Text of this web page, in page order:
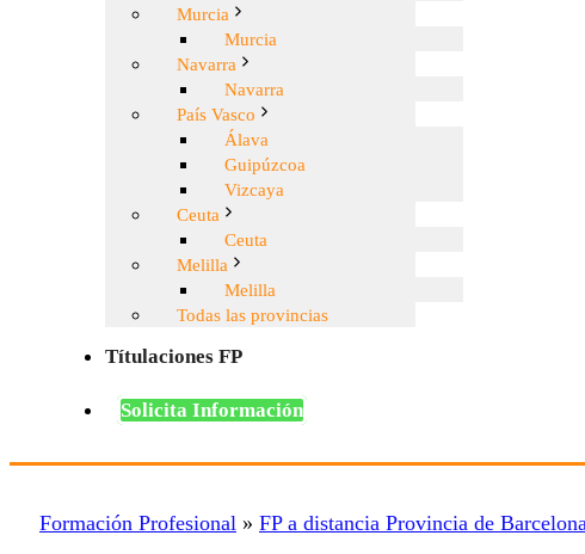
Murcia
Murcia
Navarra
Navarra
País Vasco
Álava
Guipúzcoa
Vizcaya
Ceuta
Ceuta
Melilla
Melilla
Todas las provincias
Títulaciones FP
Solicita Información
Formación Profesional » FP a distancia Provincia de